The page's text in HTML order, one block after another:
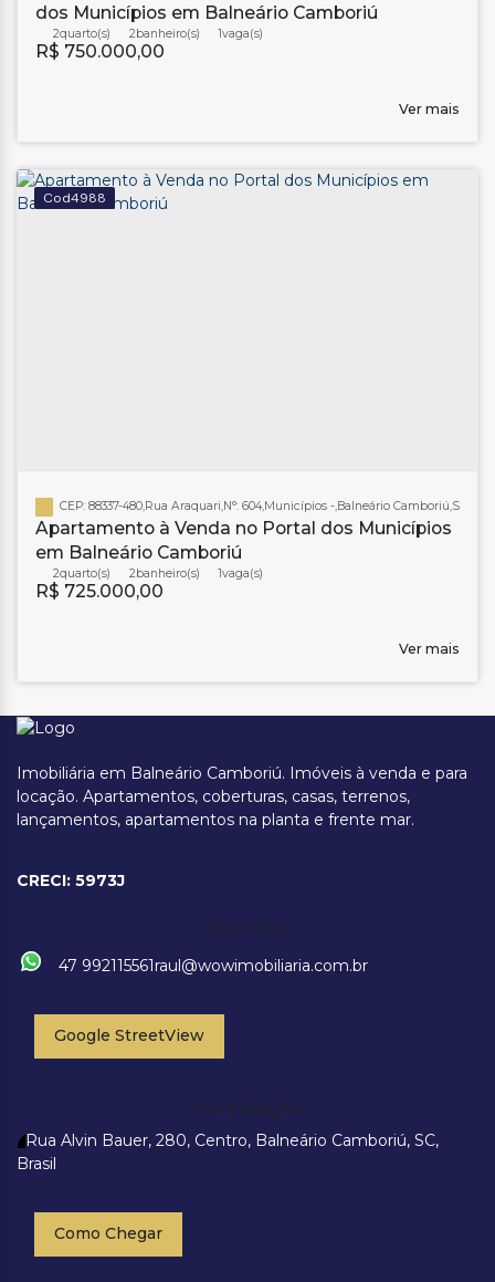
dos Municípios em Balneário Camboriú
R$ 750.000,00
2 2banheiro(s) 1
Ver mais
4988
Apartamento à Venda no Portal dos Municípios
em Balneário Camboriú
R$ 725.000,00
CEP: 88337-480,Rua Araquari,N°: 604,Municípios ,Balneário Camboriú,Santa
2 2banheiro(s) 1
Ver mais
Imobiliária em Balneário Camboriú. Imóveis à venda e para
locação. Apartamentos, coberturas, casas, terrenos,
lançamentos, apartamentos na planta e frente mar.
CRECI: 5973J
Contato
47 992115561raul@wowimobiliaria.com.br
Google StreetView
Localização
Rua Alvin Bauer, 280, Centro, Balneário Camboriú, SC,
Brasil
Como Chegar